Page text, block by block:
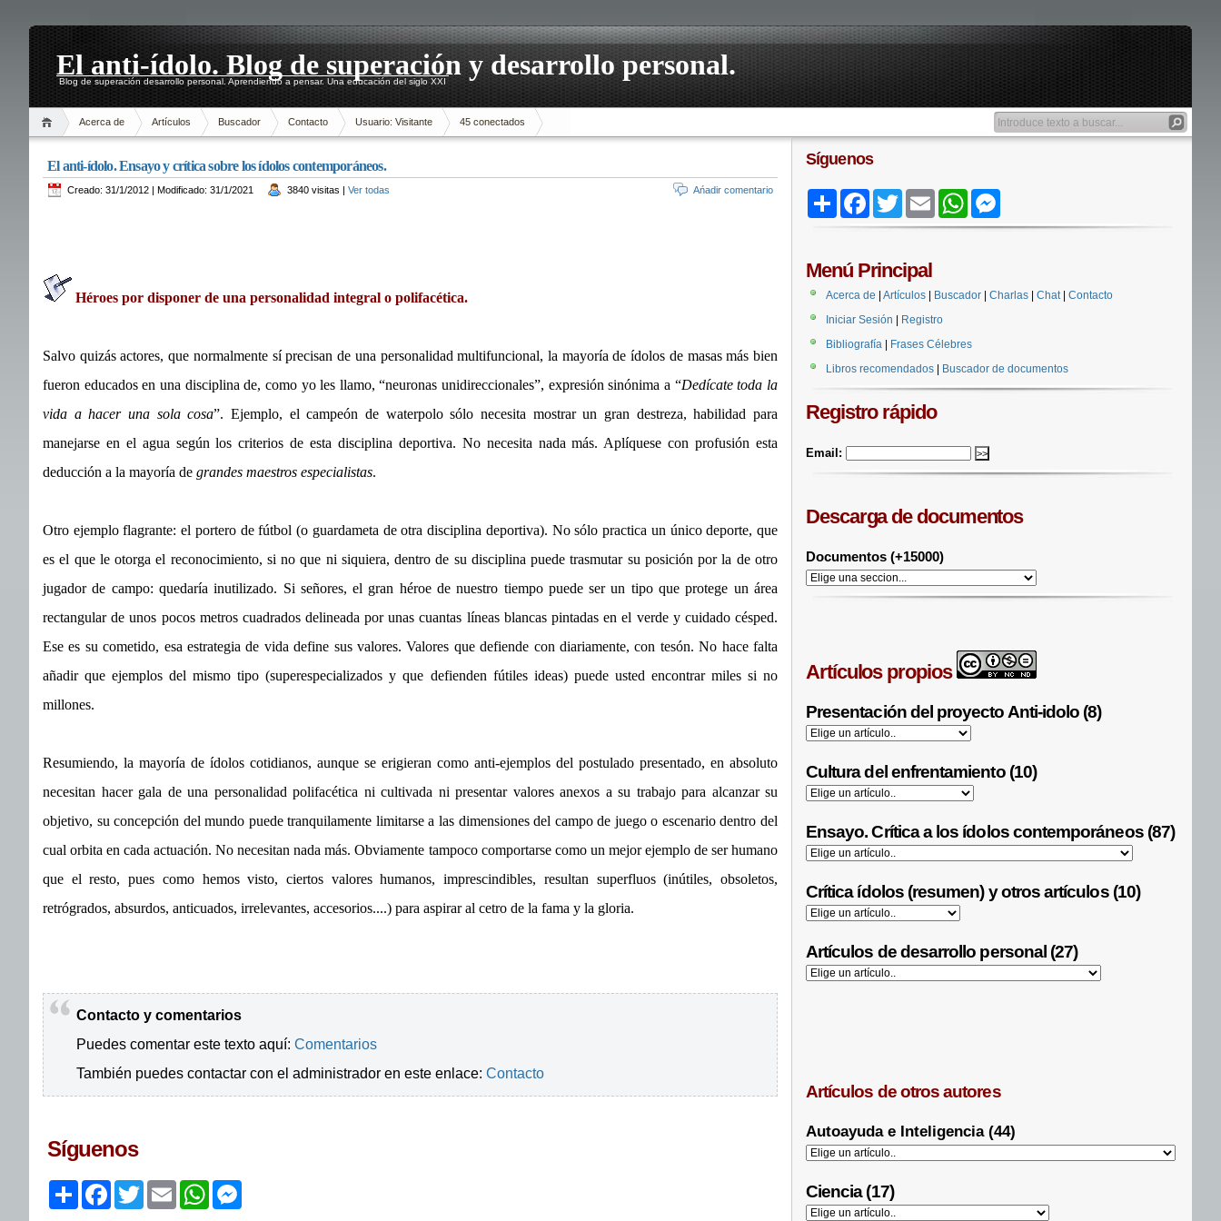
El anti-ídolo. Blog de superación y desarrollo personal.
Blog de superación desarrollo personal. Aprendiendo a pensar. Una educación del siglo XXI
Acerca de Artículos Buscador Contacto Usuario: Visitante 45 conectados
El anti-ídolo. Ensayo y crítica sobre los ídolos contemporáneos.
Creado: 31/1/2012 | Modificado: 31/1/2021 3840 visitas | Ver todas Ańadir comentario
Héroes por disponer de una personalidad integral o polifacética.
Salvo quizás actores, que normalmente sí precisan de una personalidad multifuncional, la mayoría de ídolos de masas más bien
fueron educados en una disciplina de, como yo les llamo, “neuronas unidireccionales”, expresión sinónima a “Dedícate toda la
vida a hacer una sola cosa”. Ejemplo, el campeón de waterpolo sólo necesita mostrar un gran destreza, habilidad para
manejarse en el agua según los criterios de esta disciplina deportiva. No necesita nada más. Aplíquese con profusión esta
deducción a la mayoría de grandes maestros especialistas.
Otro ejemplo flagrante: el portero de fútbol (o guardameta de otra disciplina deportiva). No sólo practica un único deporte, que
es el que le otorga el reconocimiento, si no que ni siquiera, dentro de su disciplina puede trasmutar su posición por la de otro
jugador de campo: quedaría inutilizado. Si señores, el gran héroe de nuestro tiempo puede ser un tipo que protege un área
rectangular de unos pocos metros cuadrados delineada por unas cuantas líneas blancas pintadas en el verde y cuidado césped.
Ese es su cometido, esa estrategia de vida define sus valores. Valores que defiende con diariamente, con tesón. No hace falta
añadir que ejemplos del mismo tipo (superespecializados y que defienden fútiles ideas) puede usted encontrar miles si no
millones.
Resumiendo, la mayoría de ídolos cotidianos, aunque se erigieran como anti-ejemplos del postulado presentado, en absoluto
necesitan hacer gala de una personalidad polifacética ni cultivada ni presentar valores anexos a su trabajo para alcanzar su
objetivo, su concepción del mundo puede tranquilamente limitarse a las dimensiones del campo de juego o escenario dentro del
cual orbita en cada actuación. No necesitan nada más. Obviamente tampoco comportarse como un mejor ejemplo de ser humano
que el resto, pues como hemos visto, ciertos valores humanos, imprescindibles, resultan superfluos (inútiles, obsoletos,
retrógrados, absurdos, anticuados, irrelevantes, accesorios....) para aspirar al cetro de la fama y la gloria.
Contacto y comentarios
Puedes comentar este texto aquí: Comentarios
También puedes contactar con el administrador en este enlace: Contacto
Síguenos
ShareFacebook
TwitterEmailWhatsApp
Síguenos
Share FacebookTwitter Email WhatsApp
Menú Principal
Acerca de Artículos Buscador Charlas Chat| Contacto
Iniciar Sesión
Registro
Bibliografía
Frases Célebres
Libros recomendados
Buscador de documentos
Registro rápido
Email:
Descarga de documentos
Documentos (+15000)
Artículos propios
Presentación del proyecto Anti-idolo (8)
Cultura del enfrentamiento (10)
Ensayo. Crítica a los ídolos contemporáneos (87)
Crítica ídolos (resumen) y otros artículos (10)
Artículos de desarrollo personal (27)
Artículos de otros autores
Autoayuda e Inteligencia (44)
Ciencia (17)